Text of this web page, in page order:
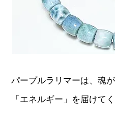
パープルラリマーは、魂
「エネルギー」を届けて